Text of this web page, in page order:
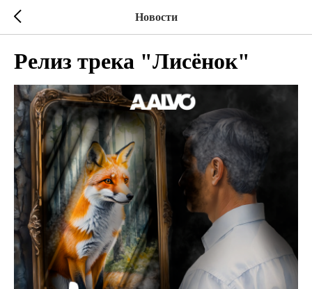
Новости
Релиз трека "Лисёнок"